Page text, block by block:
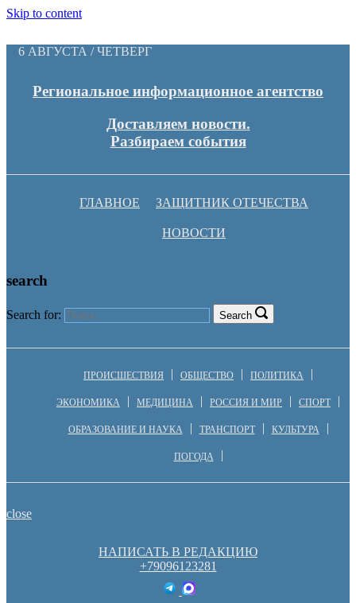
Skip to content
6 АВГУСТА / ЧЕТВЕРГ
Региональное информационное агентство
Доставляем новости.
Разбираем события
ГЛАВНОЕ ЗАЩИТНИК ОТЕЧЕСТВА
НОВОСТИ
search
Search for: Search
ПРОИСШЕСТВИЯ ОБЩЕСТВО ПОЛИТИКА
ЭКОНОМИКА МЕДИЦИНА РОССИЯ И МИР СПОРТ
ОБРАЗОВАНИЕ И НАУКА ТРАНСПОРТ КУЛЬТУРА
ПОГОДА
close
НАПИСАТЬ В РЕДАКЦИЮ
+79096123281